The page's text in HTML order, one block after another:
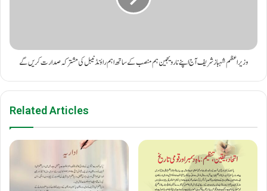
وزیراعظم شہباز شریف آج اپنے نارویجین ہم منصب کے ساتھ اہم راؤنڈ ٹیبل کی مشترکہ صدارت کریں گے
Related Articles